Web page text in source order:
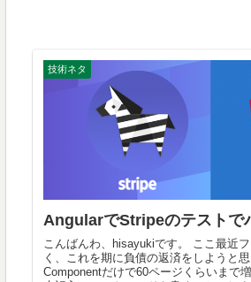
技術ネタ
AngularでStripeのテストで
こんばんわ、hisayukiです。 ここ最近フロントまわりの作業が多
く、これを期に負債の返済をしようと
Componentだけで60ページくらいまで